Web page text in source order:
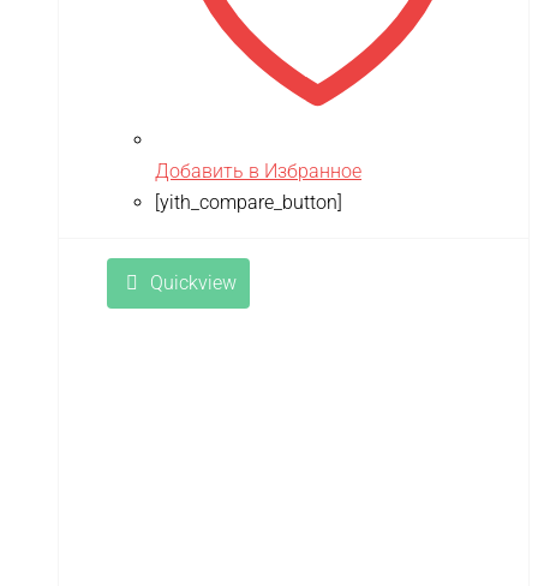
Добавить в Избранное
[yith_compare_button]
Quickview